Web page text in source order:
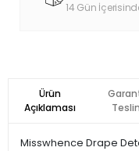
14 Gün
Ürün
Açıklaması
Misswhence Drape